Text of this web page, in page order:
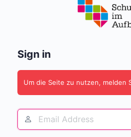
Sign in
Um die Seite zu nutzen, melden